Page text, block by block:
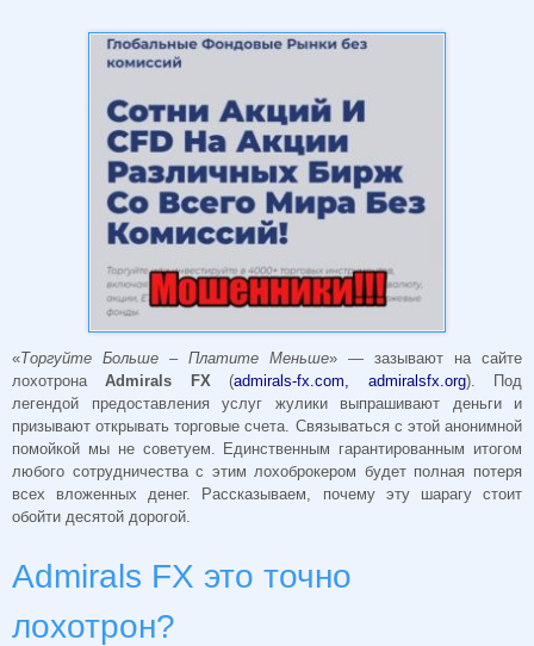
«Торгуйте Больше – Платите Меньше» — зазывают на сайте
лохотронаAdmirals FX (admirals-fx.com, admiralsfx.org). Под
легендой предоставления услуг жулики выпрашивают деньги и
призывают открывать торговые счета. Связываться с этой анонимной
помойкой мы не советуем. Единственным гарантированным итогом
любого сотрудничества с этим лохоброкером будет полная потеря
всех вложенных денег. Рассказываем, почему эту шарагу стоит
обойти десятой дорогой.
Admirals FX это точно
лохотрон?